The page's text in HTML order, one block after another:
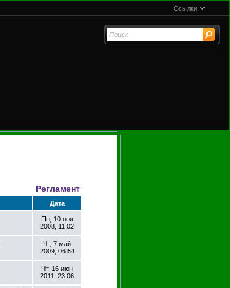
Ссылки
Регламент
Дата
Пн, 10 ноя
2008, 11:02
Чт, 7 май
2009, 06:54
Чт, 16 июн
2011, 23:06